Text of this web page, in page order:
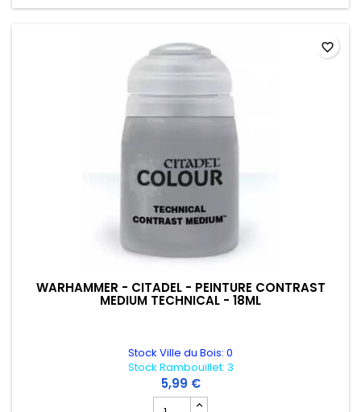
WARHAMMER - CITADEL - PEINTURE CONTRAST
MEDIUM TECHNICAL - 18ML
Stock Ville du Bois: 0
Stock Rambouillet: 3
5,99 €
Champ quantité du produit WARHAMMER
favorite_border